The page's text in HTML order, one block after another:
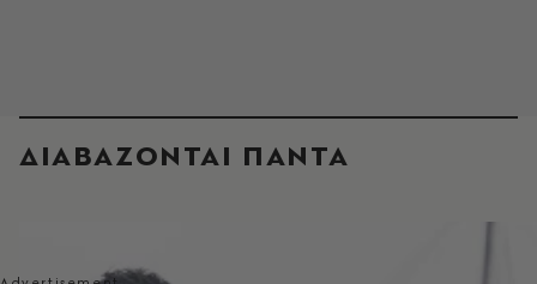
ΔΙΑΒΑΖΟΝΤΑΙ ΠΑΝΤΑ